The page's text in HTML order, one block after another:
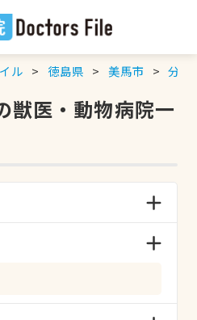
ル 徳島県 美馬市 分娩
獣医・動物病院一